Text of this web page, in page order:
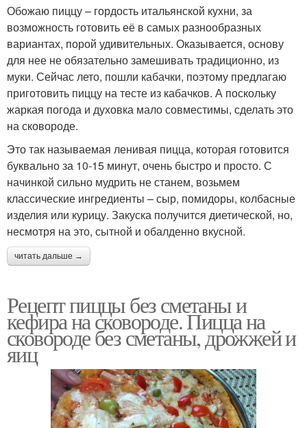
Обожаю пиццу – гордость итальянской кухни, за
возможность готовить её в самых разнообразных
вариантах, порой удивительных. Оказывается, основу
для нее не обязательно замешивать традиционно, из
муки. Сейчас лето, пошли кабачки, поэтому предлагаю
приготовить пиццу на тесте из кабачков. А поскольку
жаркая погода и духовка мало совместимы, сделать это
на сковороде.
Это так называемая ленивая пицца, которая готовится
буквально за 10-15 минут, очень быстро и просто. С
начинкой сильно мудрить не станем, возьмем
классические ингредиенты – сыр, помидоры, колбасные
изделия или курицу. Закуска получится диетической, но,
несмотря на это, сытной и обалденно вкусной.
читать дальше →
Рецепт пиццы без сметаны и
кефира на сковороде. Пицца на
сковороде без сметаны, дрожжей и
яиц